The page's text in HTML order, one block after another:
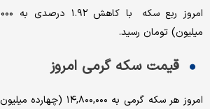
میلیون) تومان رسید.
قیمت سکه گرمی امروز
امروز هر سکه گرمی به